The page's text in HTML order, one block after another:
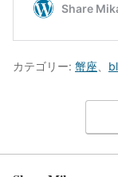
カテゴリー: 蟹座